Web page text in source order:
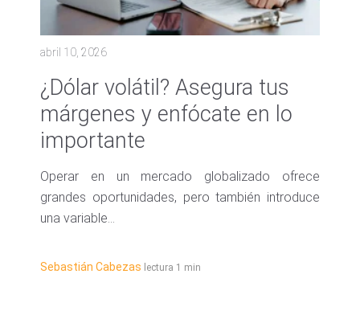
abril 10, 2026
¿Dólar volátil? Asegura tus
márgenes y enfócate en lo
importante
Operar en un mercado globalizado ofrece
grandes oportunidades, pero también introduce
una variable...
Sebastián Cabezas lectura 1 min